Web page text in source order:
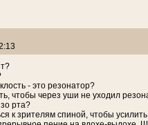
- это резонатор?
чтобы через уши не уходил
рта?
к зрителям спиной, чтобы